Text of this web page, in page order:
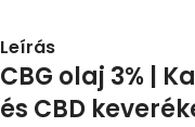
Leírás
CBG olaj 3% |
és CBD